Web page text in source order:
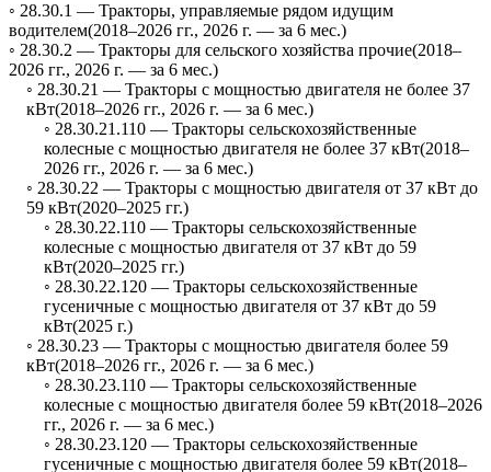
◦ 28.30.1 — Тракторы, управляемые рядом идущим
водителем(2018–2026 гг., 2026 г. — за 6 мес.)
◦ 28.30.2 — Тракторы для сельского хозяйства прочие(2018–
2026 гг., 2026 г. — за 6 мес.)
◦ 28.30.21 — Тракторы с мощностью двигателя не более 37
кВт(2018–2026 гг., 2026 г. — за 6 мес.)
◦ 28.30.21.110 — Тракторы сельскохозяйственные
колесные с мощностью двигателя не более 37 кВт(2018–
2026 гг., 2026 г. — за 6 мес.)
◦ 28.30.22 — Тракторы с мощностью двигателя от 37 кВт до
59 кВт(2020–2025 гг.)
◦ 28.30.22.110 — Тракторы сельскохозяйственные
колесные с мощностью двигателя от 37 кВт до 59
кВт(2020–2025 гг.)
◦ 28.30.22.120 — Тракторы сельскохозяйственные
гусеничные с мощностью двигателя от 37 кВт до 59
кВт(2025 г.)
◦ 28.30.23 — Тракторы с мощностью двигателя более 59
кВт(2018–2026 гг., 2026 г. — за 6 мес.)
◦ 28.30.23.110 — Тракторы сельскохозяйственные
колесные с мощностью двигателя более 59 кВт(2018–2026
гг., 2026 г. — за 6 мес.)
◦ 28.30.23.120 — Тракторы сельскохозяйственные
гусеничные с мощностью двигателя более 59 кВт(2018–